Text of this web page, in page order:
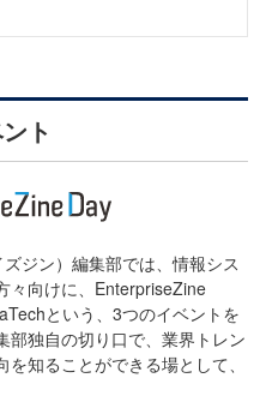
ト
ジン）編集部では、情報シス
々向けに、EnterpriseZine
という、3つのイベントを
部独自の切り口で、業界トレン
知ることができる場として、